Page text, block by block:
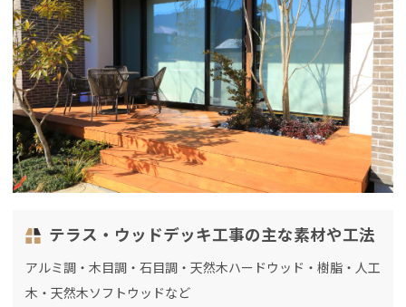
テラス・ウッドデッキ工事の主な素材や工法
アルミ調・木目調・石目調・天然木ハードウッド・樹脂・人工
木・天然木ソフトウッドなど